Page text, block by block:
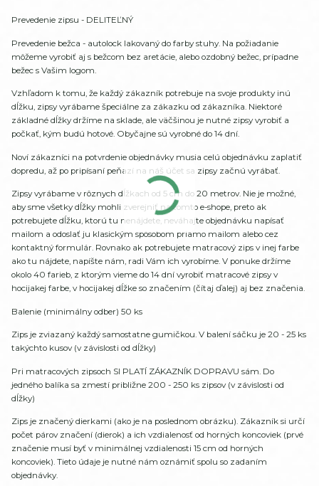
Prevedenie zipsu - DELITEĽNÝ
Prevedenie bežca - autolock lakovaný do farby stuhy. Na požiadanie
môžeme vyrobiť aj s bežcom bez aretácie, alebo ozdobný bežec, prípadne
bežec s Vašim logom.
Vzhľadom k tomu, že každý zákazník potrebuje na svoje produkty inú
dĺžku, zipsy vyrábame špeciálne za zákazku od zákazníka. Niektoré
základné dĺžky držíme na sklade, ale väčšinou je nutné zipsy vyrobiť a
počkať, kým budú hotové. Obyčajne sú vyrobné do 14 dní.
Noví zákazníci na potvrdenie objednávky musia celú objednávku zaplatiť
dopredu, až po pripísaní peňazí na náš účet sa zipsy začnú vyrábať.
Zipsy vyrábame v rôznych dĺžkach od 5 cm do 20 metrov. Nie je možné,
aby sme všetky dĺžky mohli zverejniť na tomto e-shope, preto ak
potrebujete dĺžku, ktorú tu nenájdete, neváhajte objednávku napísať
mailom a odoslať ju klasickým spôsobom priamo mailom alebo cez
kontaktný formulár. Rovnako ak potrebujete matracový zips v inej farbe
ako tu nájdete, napíšte nám, radi Vám ich vyrobíme. V ponuke držíme
okolo 40 farieb, z ktorým vieme do 14 dní vyrobiť matracové zipsy v
hocijakej farbe, v hocijakej dĺžke so značením (čítaj ďalej) aj bez značenia.
Balenie (minimálny odber) 50 ks
Zips je zviazaný každý samostatne gumičkou. V balení sáčku je 20 - 25 ks
takýchto kusov (v závislosti od dĺžky)
Pri matracových zipsoch SI PLATÍ ZÁKAZNÍK DOPRAVU sám. Do
jedného balíka sa zmestí približne 200 - 250 ks zipsov (v závislosti od
dĺžky)
Zips je značený dierkami (ako je na poslednom obrázku). Zákazník si určí
počet párov značení (dierok) a ich vzdialenosť od horných koncoviek (prvé
značenie musí byť v minimálnej vzdialenosti 15 cm od horných
koncoviek). Tieto údaje je nutné nám oznámiť spolu so zadaním
objednávky.